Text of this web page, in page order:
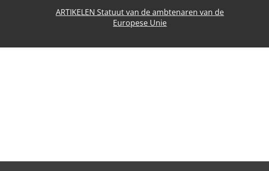
ARTIKELEN Statuut van de ambtenaren van de
Europese Unie